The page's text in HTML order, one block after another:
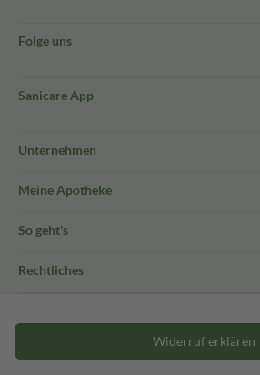
Folge uns
Sanicare App
Unternehmen
Meine Apotheke
So geht's
Rechtliches
Widerruf erklären